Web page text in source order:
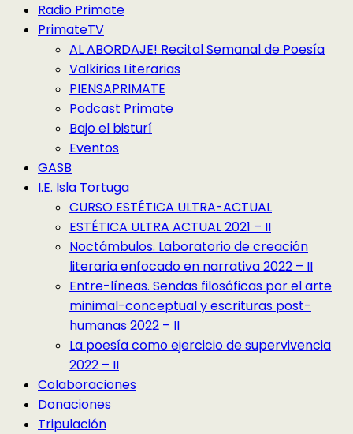
Radio Primate
PrimateTV
AL ABORDAJE! Recital Semanal de Poesía
Valkirias Literarias
PIENSAPRIMATE
Podcast Primate
Bajo el bisturí
Eventos
GASB
I.E. Isla Tortuga
CURSO ESTÉTICA ULTRA-ACTUAL
ESTÉTICA ULTRA ACTUAL 2021 – II
Noctámbulos. Laboratorio de creación
literaria enfocado en narrativa 2022 – II
Entre-líneas. Sendas filosóficas por el arte
minimal-conceptual y escrituras post-
humanas 2022 – II
La poesía como ejercicio de supervivencia
2022 – II
Colaboraciones
Donaciones
Tripulación